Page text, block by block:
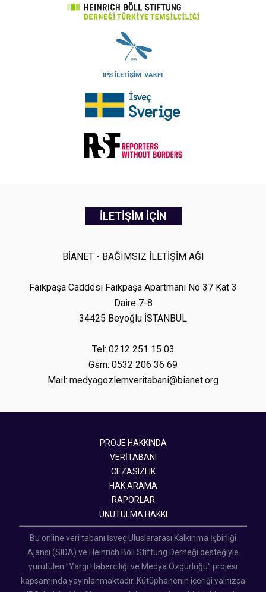
İLETİŞİM İÇİN
BİANET - BAĞIMSIZ İLETİŞİM AĞI
Faikpaşa Caddesi Faikpaşa Apartmanı No 37 Kat 3
Daire 7-8
34425 Beyoğlu İSTANBUL
Tel: 0212 251 15 03
Gsm: 0532 206 36 69
Mail: medyagozlemveritabani@bianet.org
PROJE HAKKINDA
VERİTABANI
CEZASIZLIK
HAK ARAMA
RAPORLAR
UNUTULMA HAKKI
Bu online veri tabanı İsveç Uluslararası Kalkınma İşbirliği
Ajansı (SIDA) ve Heinrich Böll Stiftung Derneği desteğiyle
yürütülen "Yargı Haberciliği ve Medya Özgürlüğü" projesi
kapsamında yayınlanmaktadır. Kütüphanenin içeriği yalnızca